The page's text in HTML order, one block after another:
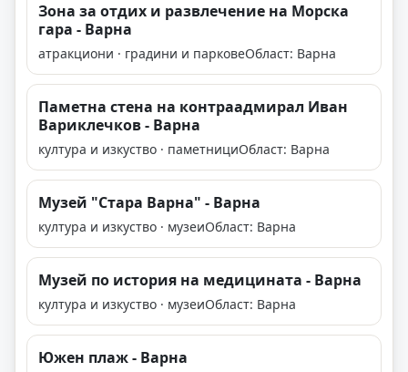
Зона за отдих и развлечение на Морска
гара - Варна
атракциони · градини и парковеОбласт: Варна
Паметна стена на контраадмирал Иван
Вариклечков - Варна
култура и изкуство · паметнициОбласт: Варна
Музей "Стара Варна" - Варна
култура и изкуство · музеиОбласт: Варна
Музей по история на медицината - Варна
култура и изкуство · музеиОбласт: Варна
Южен плаж - Варна